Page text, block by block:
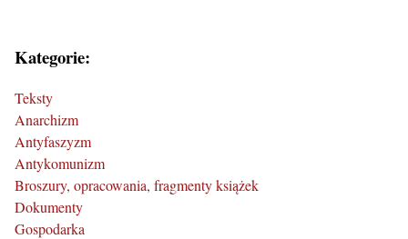
Kategorie:
Teksty
Anarchizm
Antyfaszyzm
Antykomunizm
Broszury, opracowania, fragmenty książek
Dokumenty
Gospodarka